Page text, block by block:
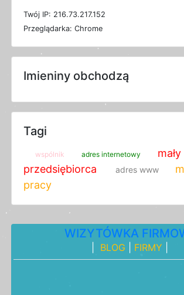
Twój IP: 216.73.217.152
Przeglądarka: Chrome
Imieniny obchodzą
Tagi
wspólnik adres internetowy
mały
przedsiębiorca
adres www
pracy
WIZYTÓWKA
BLOG FIRMY